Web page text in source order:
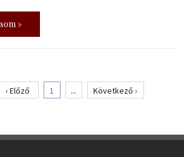
»
‹ Előző 1 ... Következő ›